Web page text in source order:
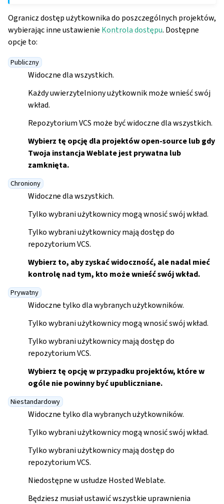
navigation of Instrukcje konfiguracji
Ogranicz dostęp użytkownika do poszczególnych projektów,
wybierając inne ustawienie Kontrola dostępu. Dostępne
opcje to:
Publiczny
Widoczne dla wszystkich.
Każdy uwierzytelniony użytkownik może wnieść swój
wkład.
Repozytorium VCS może być widoczne dla wszystkich.
Wybierz tę opcję dla projektów open-source lub gdy
Twoja instancja Weblate jest prywatna lub
zamknięta.
Chroniony
Widoczne dla wszystkich.
Tylko wybrani użytkownicy mogą wnosić swój wkład.
Tylko wybrani użytkownicy mają dostęp do
repozytorium VCS.
Wybierz to, aby zyskać widoczność, ale nadal mieć
kontrolę nad tym, kto może wnieść swój wkład.
Prywatny
Widoczne tylko dla wybranych użytkowników.
Tylko wybrani użytkownicy mogą wnosić swój wkład.
Tylko wybrani użytkownicy mają dostęp do
repozytorium VCS.
Wybierz tę opcję w przypadku projektów, które w
ogóle nie powinny być upubliczniane.
Niestandardowy
Widoczne tylko dla wybranych użytkowników.
Tylko wybrani użytkownicy mogą wnosić swój wkład.
Tylko wybrani użytkownicy mają dostęp do
repozytorium VCS.
Niedostępne w usłudze Hosted Weblate.
Będziesz musiał ustawić wszystkie uprawnienia